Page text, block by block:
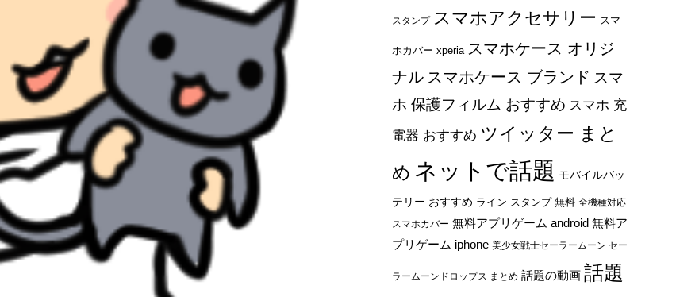
スタンプ スマホアクセサリー スマ
ホカバー xperia スマホケース オリジ
ナル スマホケース ブランド スマ
ホ 保護フィルム おすすめ スマホ 充
電器 おすすめ ツイッター まと
め ネットで話題 モバイルバッ
テリー おすすめ ライン スタンプ 無料 全機種対応
スマホカバー 無料アプリゲーム android 無料ア
プリゲーム iphone 美少女戦士セーラームーン セー
ラームーンドロップス まとめ 話題の動画 話題